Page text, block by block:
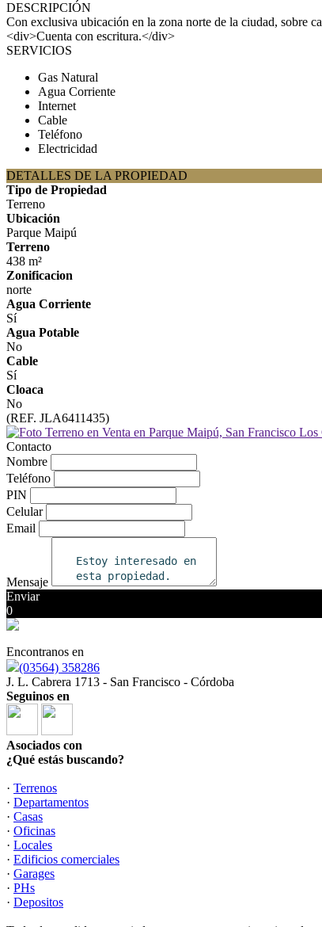
DESCRIPCIÓN
Con exclusiva ubicación en la zona norte de la ciudad, sobre
<div>Cuenta con escritura.</div>
SERVICIOS
Gas Natural
Agua Corriente
Internet
Cable
Teléfono
Electricidad
DETALLES DE LA PROPIEDAD
Tipo de Propiedad
Terreno
Ubicación
Parque Maipú
Terreno
438 m²
Zonificacion
norte
Agua Corriente
Sí
Agua Potable
No
Cable
Sí
Cloaca
No
(REF. JLA6411435)
Contacto
Nombre
Teléfono
PIN
Celular
Email
Mensaje
Enviar
0
Encontranos en
(03564) 358286
J. L. Cabrera 1713 - San Francisco - Córdoba
Seguinos en
Asociados con
¿Qué estás buscando?
· Terrenos
· Departamentos
· Casas
· Oficinas
· Locales
· Edificios comerciales
· Garages
· PHs
· Depositos